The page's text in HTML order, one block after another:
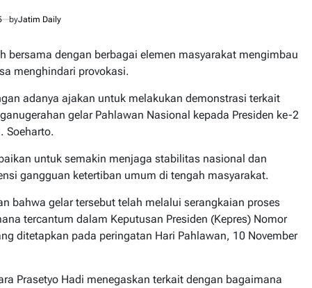
byJatim Daily
bersama dengan berbagai elemen masyarakat mengimbau
menghindari provokasi.
adanya ajakan untuk melakukan demonstrasi terkait
gelar Pahlawan Nasional kepada Presiden ke-2
Soeharto.
untuk semakin menjaga stabilitas nasional dan
gangguan ketertiban umum di tengah masyarakat.
bahwa gelar tersebut telah melalui serangkaian proses
tercantum dalam Keputusan Presiden (Kepres) Nomor
ditetapkan pada peringatan Hari Pahlawan, 10 November
Prasetyo Hadi menegaskan terkait dengan bagaimana